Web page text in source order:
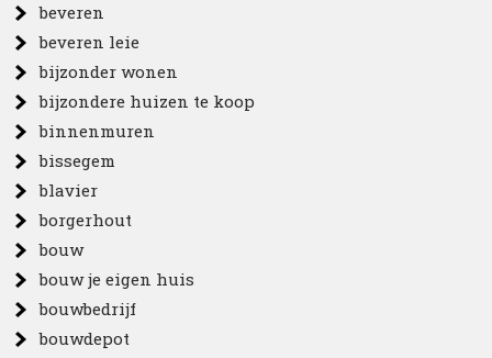
beveren
beveren leie
bijzonder wonen
bijzondere huizen te koop
binnenmuren
bissegem
blavier
borgerhout
bouw
bouw je eigen huis
bouwbedrijf
bouwdepot